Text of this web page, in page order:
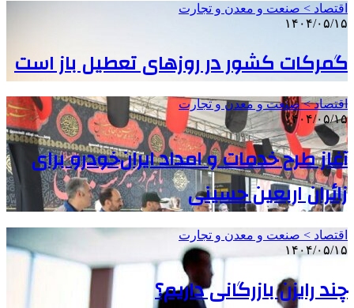
اقتصاد > صنعت و معدن و تجارت
۱۴۰۴/۰۵/۱۵
گمرکات کشور در روزهای تعطیل باز است
اقتصاد > صنعت و معدن و تجارت
۱۴۰۴/۰۵/۱۵
آغاز طرح خدمات و امداد ایران‌خودرو برای
زائران اربعین حسینی
اقتصاد > صنعت و معدن و تجارت
۱۴۰۴/۰۵/۱۵
چند رایزن بازرگانی داریم؟